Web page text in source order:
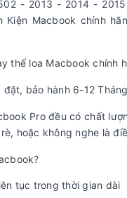
- 2013 - 2014 -
Kiện Macbook chính
thế loa Macbook chính
bảo hành 6-12
Pro đều có chất
hoặc không nghe là
tục trong thời gian dài